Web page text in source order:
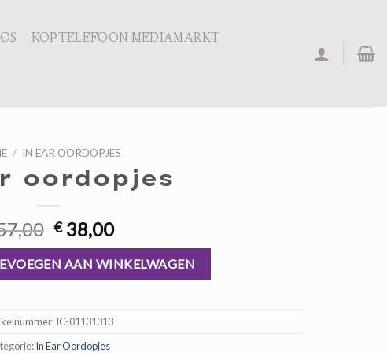
KOPTELEFOON MEDIAMARKT
/ IN EAR OORDOPJES
oordopjes
Oorspronkelijke
prijs
was:
€ 57,00.
€38,00Huidige
prijs
is:
€ 38,00.
AAN WINKELWAGEN
IC-01131313
In Ear Oordopjes